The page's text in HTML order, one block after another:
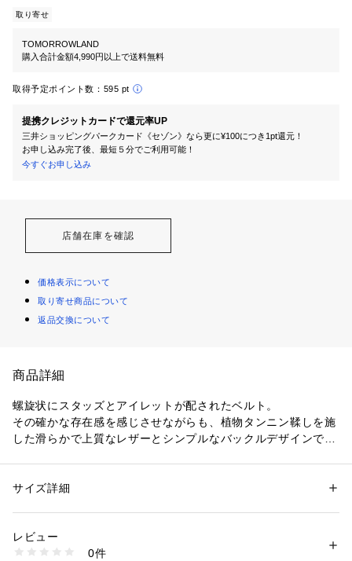
取り寄せ
TOMORROWLAND
購入合計金額4,990円以上で送料無料
取得予定ポイント数： 595 pt
提携クレジットカードで還元率UP
三井ショッピングパークカード《セゾン》なら更に¥100につき1pt還元！
お申し込み完了後、最短５分でご利用可能！
今すぐお申し込み
店舗在庫を確認
価格表示について
取り寄せ商品について
返品交換について
商品詳細
螺旋状にスタッズとアイレットが配されたベルト。
その確かな存在感を感じさせながらも、植物タンニン鞣しを施
した滑らかで上質なレザーとシンプルなバックルデザインで、
ェーデン発のブランドOUR LEGACY。
ベーシックな服を基調としながら、ヴィンテージやミリタリ
性別：メンズ
素材：牛革
商品番号：
53055405004 （ショップ）
サイズ詳細
レビュー
0件